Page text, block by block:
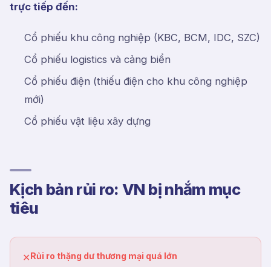
trực tiếp đến:
Cổ phiếu khu công nghiệp (KBC, BCM, IDC, SZC)
Cổ phiếu logistics và cảng biển
Cổ phiếu điện (thiếu điện cho khu công nghiệp
mới)
Cổ phiếu vật liệu xây dựng
Kịch bản rủi ro: VN bị nhắm mục
tiêu
✕Rủi ro thặng dư thương mại quá lớn